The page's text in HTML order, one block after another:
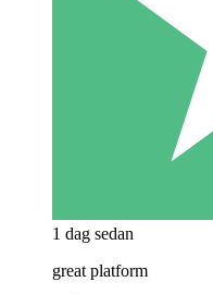
1 dag sedan
great platform